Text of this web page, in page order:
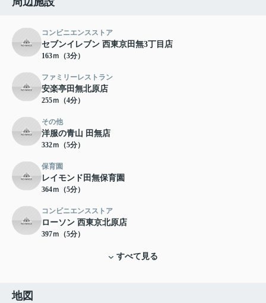
コンビニエンスストア
セブンイレブン 西東京田無3丁目店
163ｍ（3分）
ファミリーレストラン
安楽亭田無北原店
255ｍ（4分）
その他
洋服の青山 田無店
332ｍ（5分）
保育園
レイモンド田無保育園
364ｍ（5分）
コンビニエンスストア
ローソン 西東京北原店
397ｍ（5分）
すべて見る
地図